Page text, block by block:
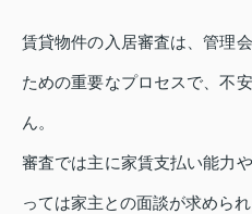
賃貸物件の入居審査は、管理
ための重要なプロセスで、不
ん。
審査では主に家賃支払い能力
っては家主との面談が求めら